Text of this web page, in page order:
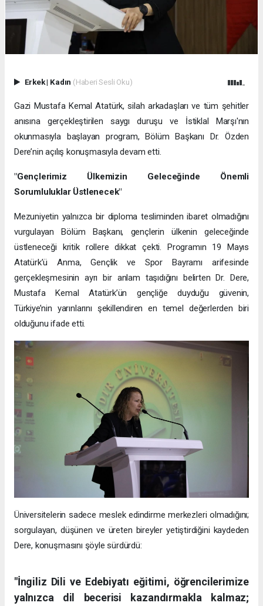
Erkek| Kadın (Haberi Sesli Oku)
Gazi Mustafa Kemal Atatürk, silah arkadaşları ve tüm şehitler
anısına gerçekleştirilen saygı duruşu ve İstiklal Marşı'nın
okunmasıyla başlayan program, Bölüm Başkanı Dr. Özden
Dere’nin açılış konuşmasıyla devam etti.
"Gençlerimiz Ülkemizin Geleceğinde Önemli
Sorumluluklar Üstlenecek"
Mezuniyetin yalnızca bir diploma tesliminden ibaret olmadığını
vurgulayan Bölüm Başkanı, gençlerin ülkenin geleceğinde
üstleneceği kritik rollere dikkat çekti. Programın 19 Mayıs
Atatürk’ü Anma, Gençlik ve Spor Bayramı arifesinde
gerçekleşmesinin ayrı bir anlam taşıdığını belirten Dr. Dere,
Mustafa Kemal Atatürk’ün gençliğe duyduğu güvenin,
Türkiye’nin yarınlarını şekillendiren en temel değerlerden biri
olduğunu ifade etti.
Üniversitelerin sadece meslek edindirme merkezleri olmadığını;
sorgulayan, düşünen ve üreten bireyler yetiştirdiğini kaydeden
Dere, konuşmasını şöyle sürdürdü:
"İngiliz Dili ve Edebiyatı eğitimi, öğrencilerimize
yalnızca dil becerisi kazandırmakla kalmaz;